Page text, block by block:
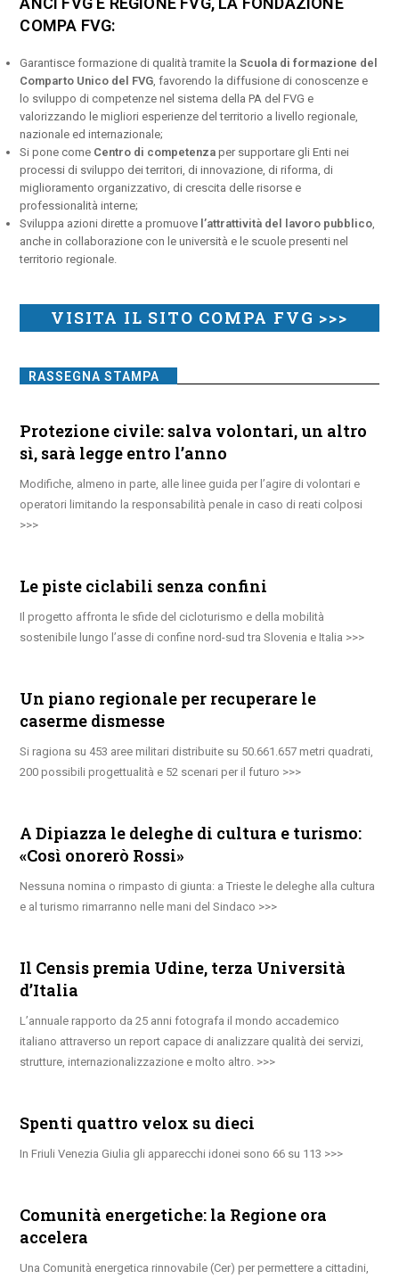
COMPA FVG:
Garantisce formazione di qualità tramite laScuola di formazione del
Comparto Unico del FVG , favorendo la diffusione di conoscenze e
lo sviluppo di competenze nel sistema della PA del FVG e
valorizzando le migliori esperienze del territorio a livello regionale,
nazionale ed internazionale;
Si pone come Centro di competenza per supportare gli Enti nei
processi di sviluppo dei territori, di innovazione, di riforma, di
miglioramento organizzativo, di crescita delle risorse e
professionalità interne;
Sviluppa azioni dirette a promuove l’attrattività del lavoro pubblico
anche in collaborazione con le università e le scuole presenti nel
territorio regionale.
VISITA IL SITO COMPA FVG >>>
RASSEGNA STAMPA
Protezione civile: salva volontari, un altro
sì, sarà legge entro l’anno
Modifiche, almeno in parte, alle linee guida per l’agire di volontari e
operatori limitando la responsabilità penale in caso di reati colposi
Le piste ciclabili senza confini
Il progetto affronta le sfide del cicloturismo e della mobilità
sostenibile lungo l’asse di confine nord-sud tra Slovenia e Italia
Un piano regionale per recuperare le
caserme dismesse
Si ragiona su 453 aree militari distribuite su 50.661.657 metri quadrati,
200 possibili progettualità e 52 scenari per il futuro
A Dipiazza le deleghe di cultura e turismo:
«Così onorerò Rossi»
Nessuna nomina o rimpasto di giunta: a Trieste le deleghe alla cultura
e al turismo rimarranno nelle mani del Sindaco
Il Censis premia Udine, terza Università
d’Italia
L’annuale rapporto da 25 anni fotografa il mondo accademico
italiano attraverso un report capace di analizzare qualità dei servizi,
strutture, internazionalizzazione e molto altro.
Spenti quattro velox su dieci
In Friuli Venezia Giulia gli apparecchi idonei sono 66 su 113
Comunità energetiche: la Regione ora
accelera
Una Comunità energetica rinnovabile (Cer) per permettere a cittadini,